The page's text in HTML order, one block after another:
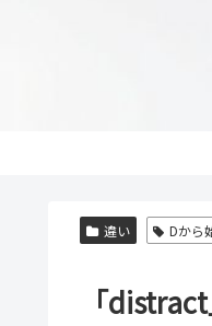
違い Dから
「